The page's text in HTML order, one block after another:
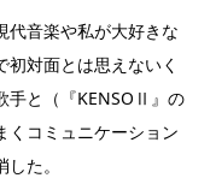
代音楽や私が大好きな
対面とは思えないく
手と（『KENSOⅡ』の
くコミュニケーション
た。